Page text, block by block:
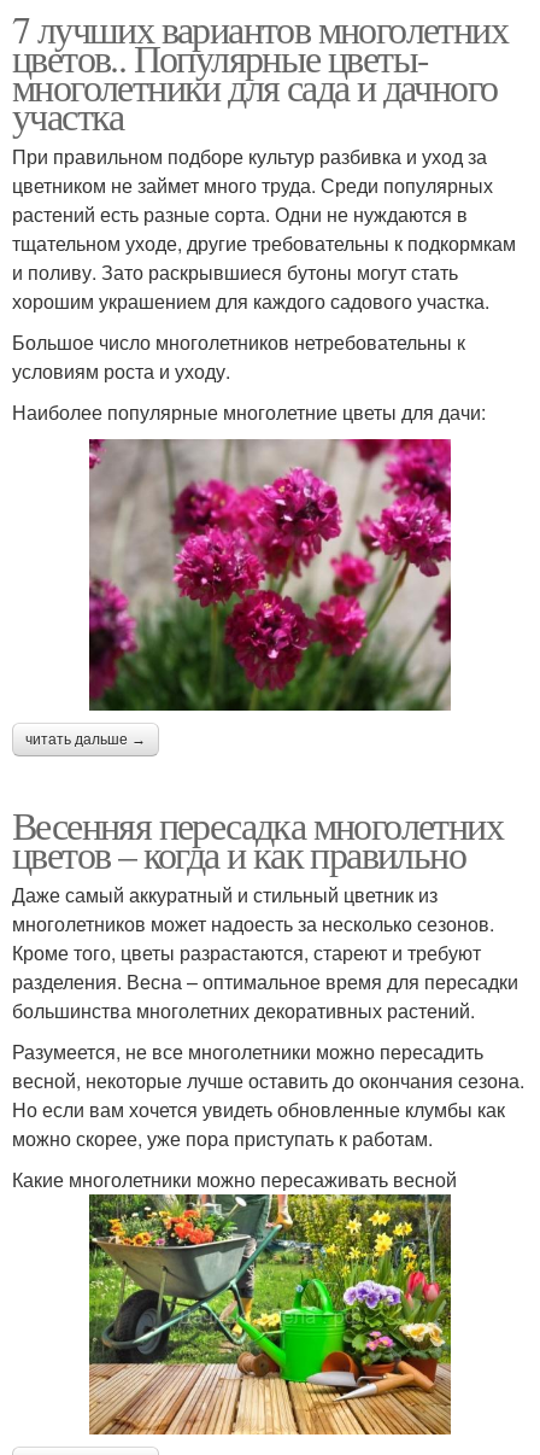
7 лучших вариантов многолетних
цветов.. Популярные цветы-
многолетники для сада и дачного
участка
При правильном подборе культур разбивка и уход за
цветником не займет много труда. Среди популярных
растений есть разные сорта. Одни не нуждаются в
тщательном уходе, другие требовательны к подкормкам
и поливу. Зато раскрывшиеся бутоны могут стать
хорошим украшением для каждого садового участка.
Большое число многолетников нетребовательны к
условиям роста и уходу.
Наиболее популярные многолетние цветы для дачи:
читать дальше →
Весенняя пересадка многолетних
цветов – когда и как правильно
Даже самый аккуратный и стильный цветник из
многолетников может надоесть за несколько сезонов.
Кроме того, цветы разрастаются, стареют и требуют
разделения. Весна – оптимальное время для пересадки
большинства многолетних декоративных растений.
Разумеется, не все многолетники можно пересадить
весной, некоторые лучше оставить до окончания сезона.
Но если вам хочется увидеть обновленные клумбы как
можно скорее, уже пора приступать к работам.
Какие многолетники можно пересаживать весной